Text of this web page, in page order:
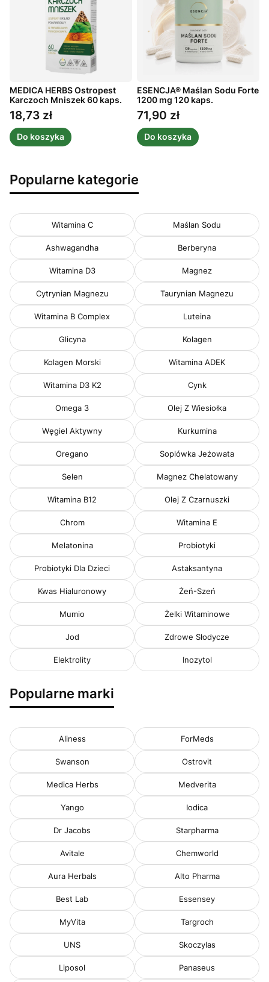
MEDICA HERBS Ostropest
Karczoch Mniszek 60 kaps.
Cena
18,73 zł
Do koszyka
ESENCJA® Maślan Sodu Forte
1200 mg 120 kaps.
Cena
71,90 zł
Do koszyka
Popularne kategorie
Witamina C Maślan Sodu
Ashwagandha Berberyna
Witamina D3 Magnez
Cytrynian Magnezu Taurynian Magnezu
Witamina B Complex Luteina
Glicyna Kolagen
Kolagen Morski Witamina ADEK
Witamina D3 K2 Cynk
Omega 3 Olej Z Wiesiołka
Węgiel Aktywny Kurkumina
Oregano Soplówka Jeżowata
Selen Magnez Chelatowany
Witamina B12 Olej Z Czarnuszki
Chrom Witamina E
Melatonina Probiotyki
Probiotyki Dla Dzieci Astaksantyna
Kwas Hialuronowy Żeń-Szeń
Mumio Żelki Witaminowe
Jod Zdrowe Słodycze
Elektrolity Inozytol
Popularne marki
Aliness ForMeds
Swanson Ostrovit
Medica Herbs Medverita
Yango Iodica
Dr Jacobs Starpharma
Avitale Chemworld
Aura Herbals Alto Pharma
Best Lab Essensey
MyVita Targroch
UNS Skoczylas
Liposol Panaseus